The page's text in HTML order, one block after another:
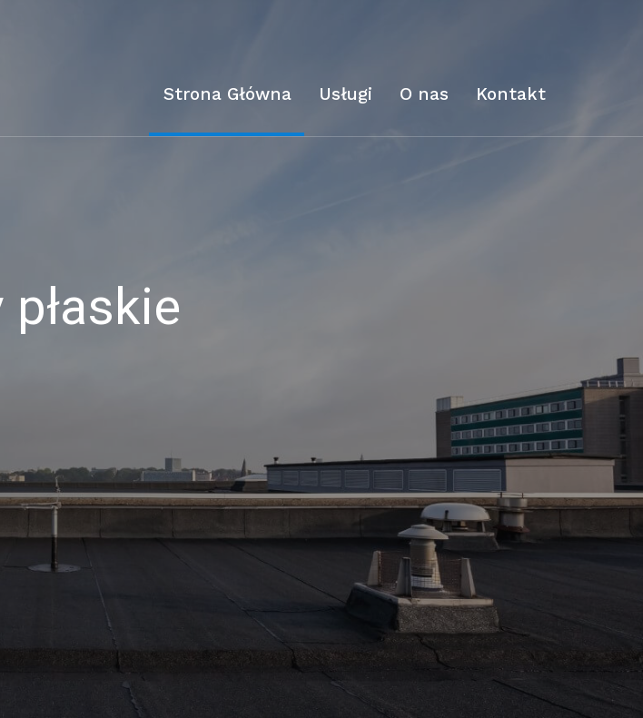
Strona Główna Usługi O nas Kontakt